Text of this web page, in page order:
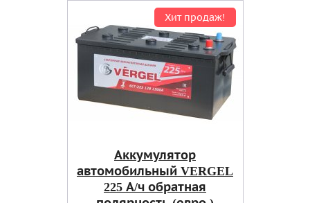
Хит продаж!
Аккумулятор
автомобильный VERGEL
225 А/ч обратная